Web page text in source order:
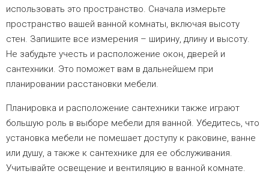
использовать это пространство. Сначала измерьте
пространство вашей ванной комнаты, включая высоту
стен. Запишите все измерения – ширину, длину и высоту.
Не забудьте учесть и расположение окон, дверей и
сантехники. Это поможет вам в дальнейшем при
планировании расстановки мебели.
Планировка и расположение сантехники также играют
большую роль в выборе мебели для ванной. Убедитесь, что
установка мебели не помешает доступу к раковине, ванне
или душу, а также к сантехнике для ее обслуживания.
Учитывайте освещение и вентиляцию в ванной комнате.